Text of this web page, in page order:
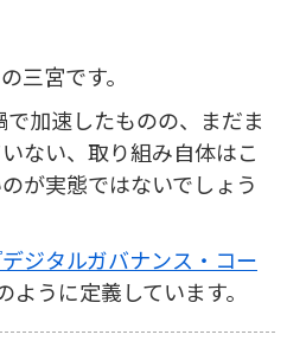
三宮です。
加速したものの、まだま
ない、取り組み自体はこ
が実態ではないでしょう
デジタルガバナンス・コー
ように定義しています。